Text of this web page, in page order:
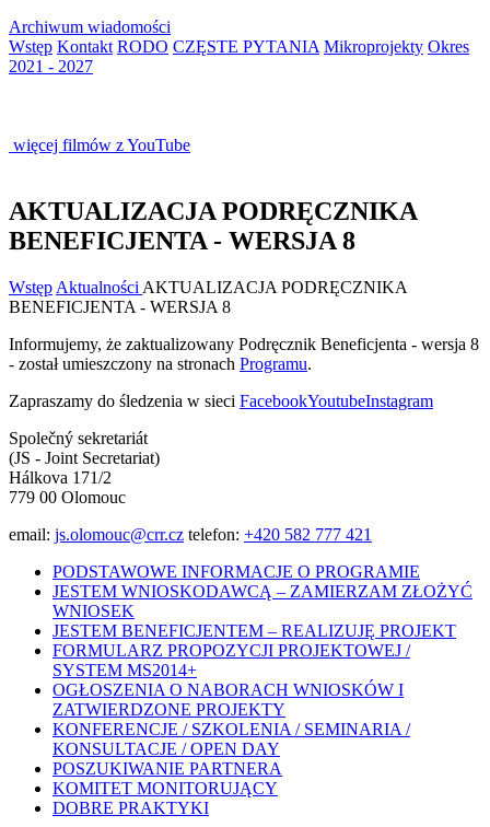
Archiwum wiadomości
Wstęp Kontakt RODO CZĘSTE PYTANIA Mikroprojekty Okres
2021 - 2027
więcej filmów z YouTube
AKTUALIZACJA PODRĘCZNIKA
BENEFICJENTA - WERSJA 8
Wstęp Aktualności AKTUALIZACJA PODRĘCZNIKA
BENEFICJENTA - WERSJA 8
Informujemy, że zaktualizowany Podręcznik Beneficjenta - wersja 8
- został umieszczony na stronach Programu.
Zapraszamy do śledzenia w sieci FacebookYoutubeInstagram
Společný sekretariát
(JS - Joint Secretariat)
Hálkova 171/2
779 00 Olomouc
email: js.olomouc@crr.cz telefon: +420 582 777 421
PODSTAWOWE INFORMACJE O PROGRAMIE
JESTEM WNIOSKODAWCĄ – ZAMIERZAM ZŁOŻYĆ
WNIOSEK
JESTEM BENEFICJENTEM – REALIZUJĘ PROJEKT
FORMULARZ PROPOZYCJI PROJEKTOWEJ /
SYSTEM MS2014+
OGŁOSZENIA O NABORACH WNIOSKÓW I
ZATWIERDZONE PROJEKTY
KONFERENCJE / SZKOLENIA / SEMINARIA /
KONSULTACJE / OPEN DAY
POSZUKIWANIE PARTNERA
KOMITET MONITORUJĄCY
DOBRE PRAKTYKI